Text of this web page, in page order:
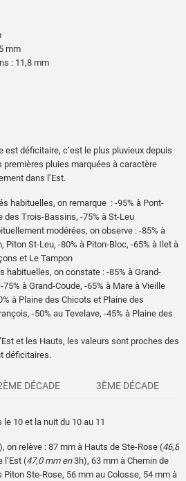
mm
: 11,8 mm
Bellecombe-Jacob.
à Piton Maïdo
au Port et à Pointe des Trois-Bassins.
17 au Baril
Pierrefonds-Aéroport
22 à Pointe des Trois-Bassins
23 au Port
6 à Gillot-Aéroport
Mathurin.
à Colimaçons
Jacob.
est déficitaire, c’est le plus pluvieux depuis
premières pluies marquées à caractère
dans l’Est.
habituelles, on remarque : -95% à Pont-
des Trois-Bassins, -75% à St-Leu
modérées, on observe : -85% à
Piton St-Leu, -80% à Piton-Bloc, -65% à Ilet à
et Le Tampon
habituelles, on constate : -85% à Grand-
75% à Grand-Coude, -65% à Mare à Vieille
à Plaine des Chicots et Plaine des
-50% au Tevelave, -45% à Plaine des
et les Hauts, les valeurs sont proches des
déficitaires.
DÉCADE 3ÈME DÉCADE
10 et la nuit du 10 au 11
on relève : 87 mm à Hauts de Ste-Rose (46,8
l’Est (47,0 mm en3h), 63 mm à Chemin de
Piton Ste-Rose, 56 mm au Colosse, 54 mm à